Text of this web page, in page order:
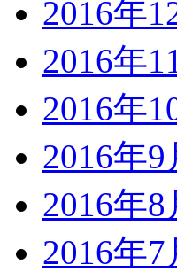
2016年
2016年
2016年
2016年9
2016年8
2016年7